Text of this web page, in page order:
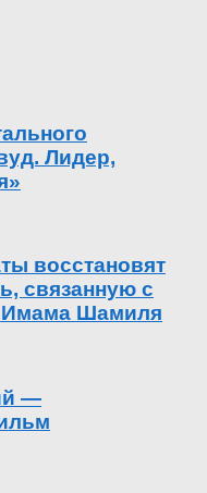
Лидер,
восстановят
связанную с
Имама Шамиля
—